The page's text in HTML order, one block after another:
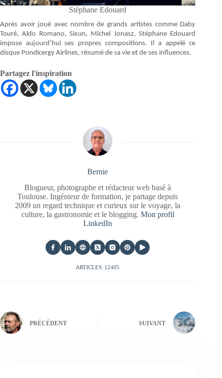
Stéphane Edouard
Après avoir joué avec nombre de grands artistes comme Daby
Touré, Aldo Romano, Sixun, Michel Jonasz, Stéphane Edouard
impose aujourd’hui ses propres compositions. Il a appelé ce
disque Pondicergy Airlines, résumé de sa vie et de ses influences.
Partagez l'inspiration
Bernie
Blogueur, photographe et rédacteur web basé à
Toulouse. Ingénieur de formation, je partage depuis
2009 un regard technique et curieux sur le voyage, la
culture, la gastronomie et le blogging. Mon profil
LinkedIn
ARTICLES: 12405
PRÉCÉDENT SUIVANT